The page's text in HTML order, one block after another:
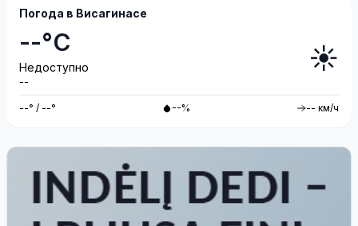
Погода в Висагинасе
--°C
Недоступно
--
☀️
--° / --° --% -- км/ч